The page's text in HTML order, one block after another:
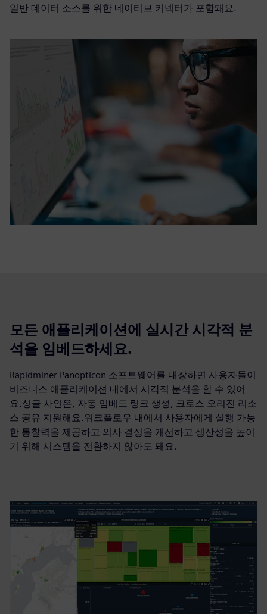
일반 데이터 소스를 위한 네이티브 커넥터가 포함돼요.
모든 애플리케이션에 실시간 시각적 분
석을 임베드하세요.
Rapidminer Panopticon 소프트웨어를 내장하면 사용자들이
비즈니스 애플리케이션 내에서 시각적 분석을 할 수 있어
요.싱글 사인온, 자동 임베드 링크 생성, 크로스 오리진 리소
스 공유 지원해요.워크플로우 내에서 사용자에게 실행 가능
한 통찰력을 제공하고 의사 결정을 개선하고 생산성을 높이
기 위해 시스템을 전환하지 않아도 돼요.